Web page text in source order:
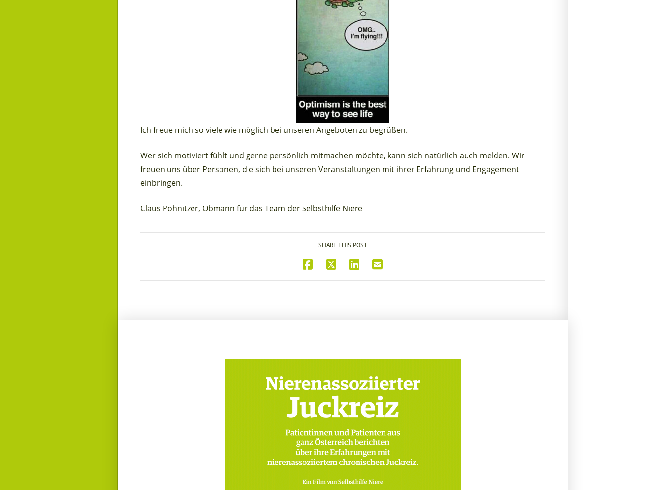
Ich freue mich so viele wie möglich bei unseren Angeboten zu begrüßen.
Wer sich motiviert fühlt und gerne persönlich mitmachen möchte, kann sich natürlich auch melden. Wir
freuen uns über Personen, die sich bei unseren Veranstaltungen mit ihrer Erfahrung und Engagement
einbringen.
Claus Pohnitzer, Obmann für das Team der Selbsthilfe Niere
SHARE THIS POST